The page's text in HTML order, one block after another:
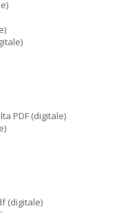
PDF (digitale)
(digitale)